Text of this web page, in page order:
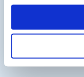
Jederzeit up-to-date
entscheidenden